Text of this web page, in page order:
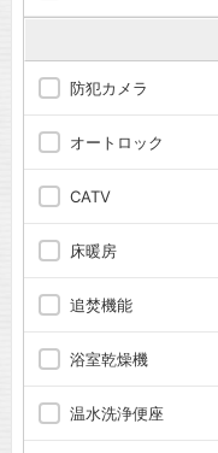
防犯カメラ
オートロック
CATV
床暖房
追焚機能
浴室乾燥機
温水洗浄便座